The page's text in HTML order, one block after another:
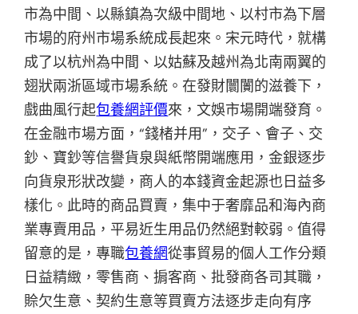
市為中間、以縣鎮為次級中間地、以村市為下層
市場的府州市場系統成長起來。宋元時代，就構
成了以杭州為中間、以姑蘇及越州為北南兩翼的
翅狀兩浙區域市場系統。在發財闤闠的滋養下，
戲曲風行起包養網評價來，文娛市場開端發育。
在金融市場方面，“錢楮并用”，交子、會子、交
鈔、寶鈔等信譽貨泉與紙幣開端應用，金銀逐步
向貨泉形狀改變，商人的本錢資金起源也日益多
樣化。此時的商品買賣，集中于奢靡品和海內商
業專賣用品，平易近生用品仍然絕對較弱。值得
留意的是，專職包養網從事貿易的個人工作分類
日益精緻，零售商、掮客商、批發商各司其職，
賒欠生意、契約生意等買賣方法逐步走向有序